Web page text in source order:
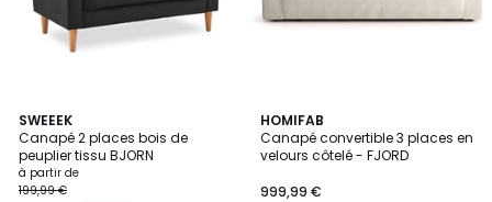
SWEEEK
Canapé 2 places bois de
peuplier tissu BJORN
à partir de
199,99 €
4,5
/ 5
2
Couleurs
HOMIFAB
Canapé convertible 3 places en
velours côtelé - FJORD
999,99 €
3
/
5
3
Couleurs